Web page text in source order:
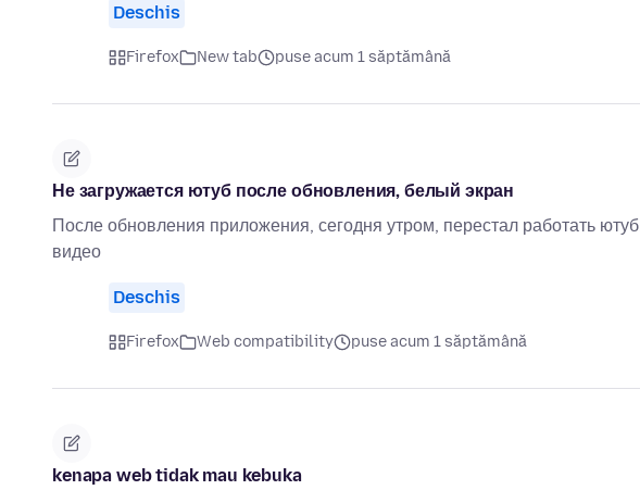
Deschis
Firefox New tab puse acum 1 săptămână
Не загружается ютуб после обновления, белый экран
После обновления приложения, сегодня утром, перестал работать
видео
Deschis
Firefox Web compatibility puse acum 1 săptămână
kenapa web tidak mau kebuka